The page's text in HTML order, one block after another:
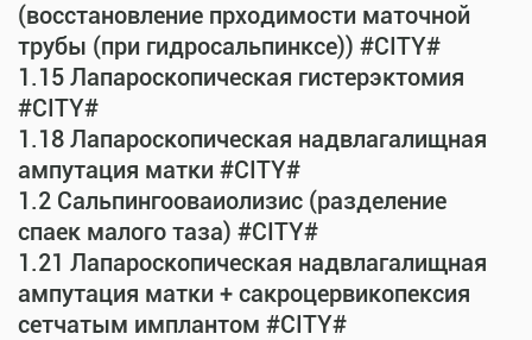
(восстановление прходимости маточной
трубы (при гидросальпинксе)) #CITY#
1.15 Лапароскопическая гистерэктомия
#CITY#
1.18 Лапароскопическая надвлагалищная
ампутация матки #CITY#
1.2 Сальпингооваиолизис (разделение
спаек малого таза) #CITY#
1.21 Лапароскопическая надвлагалищная
ампутация матки + сакроцервикопексия
сетчатым имплантом #CITY#